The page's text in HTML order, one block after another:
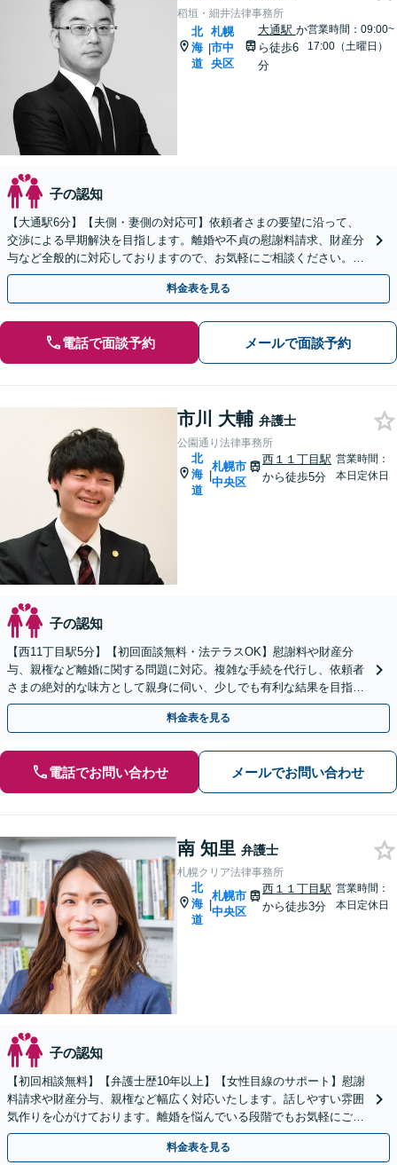
稻垣・細井法律事務所
北
海
道
|
札幌
市中
央区
大通駅 か
ら徒歩6
分
営業時間：09:00~
17:00（土曜日）
子の認知
【大通駅6分】【夫側・妻側の対応可】依頼者さまの要望に沿って、
交渉による早期解決を目指します。離婚や不貞の慰謝料請求、財産分
与など全般的に対応しておりますので、お気軽にご相談ください。
【夜間・休日対応可】【法テラス可】
料金表を見る
電話で面談予約 メールで面談予約
市川 大輔 弁護士
公園通り法律事務所
北
海
道
|
札幌市
中央区
西１１丁目駅
から徒歩5分
営業時間：
本日定休日
子の認知
【西11丁目駅5分】【初回面談無料・法テラスOK】慰謝料や財産分
与、親権など離婚に関する問題に対応。複雑な手続を代行し、依頼者
さまの絶対的な味方として親身に伺い、少しでも有利な結果を目指し
て尽力します【即日／夜間・休日対応可能】
料金表を見る
電話でお問い合わせ メールでお問い合わせ
南 知里 弁護士
札幌クリア法律事務所
北
海
道
|
札幌市
中央区
西１１丁目駅
から徒歩3分
営業時間：
本日定休日
子の認知
【初回相談無料】【弁護士歴10年以上】【女性目線のサポート】慰謝
料請求や財産分与、親権など幅広く対応いたします。話しやすい雰囲
気作りを心がけております。離婚を悩んでいる段階でもお気軽にご相
談ください【西11丁目駅3分】
料金表を見る